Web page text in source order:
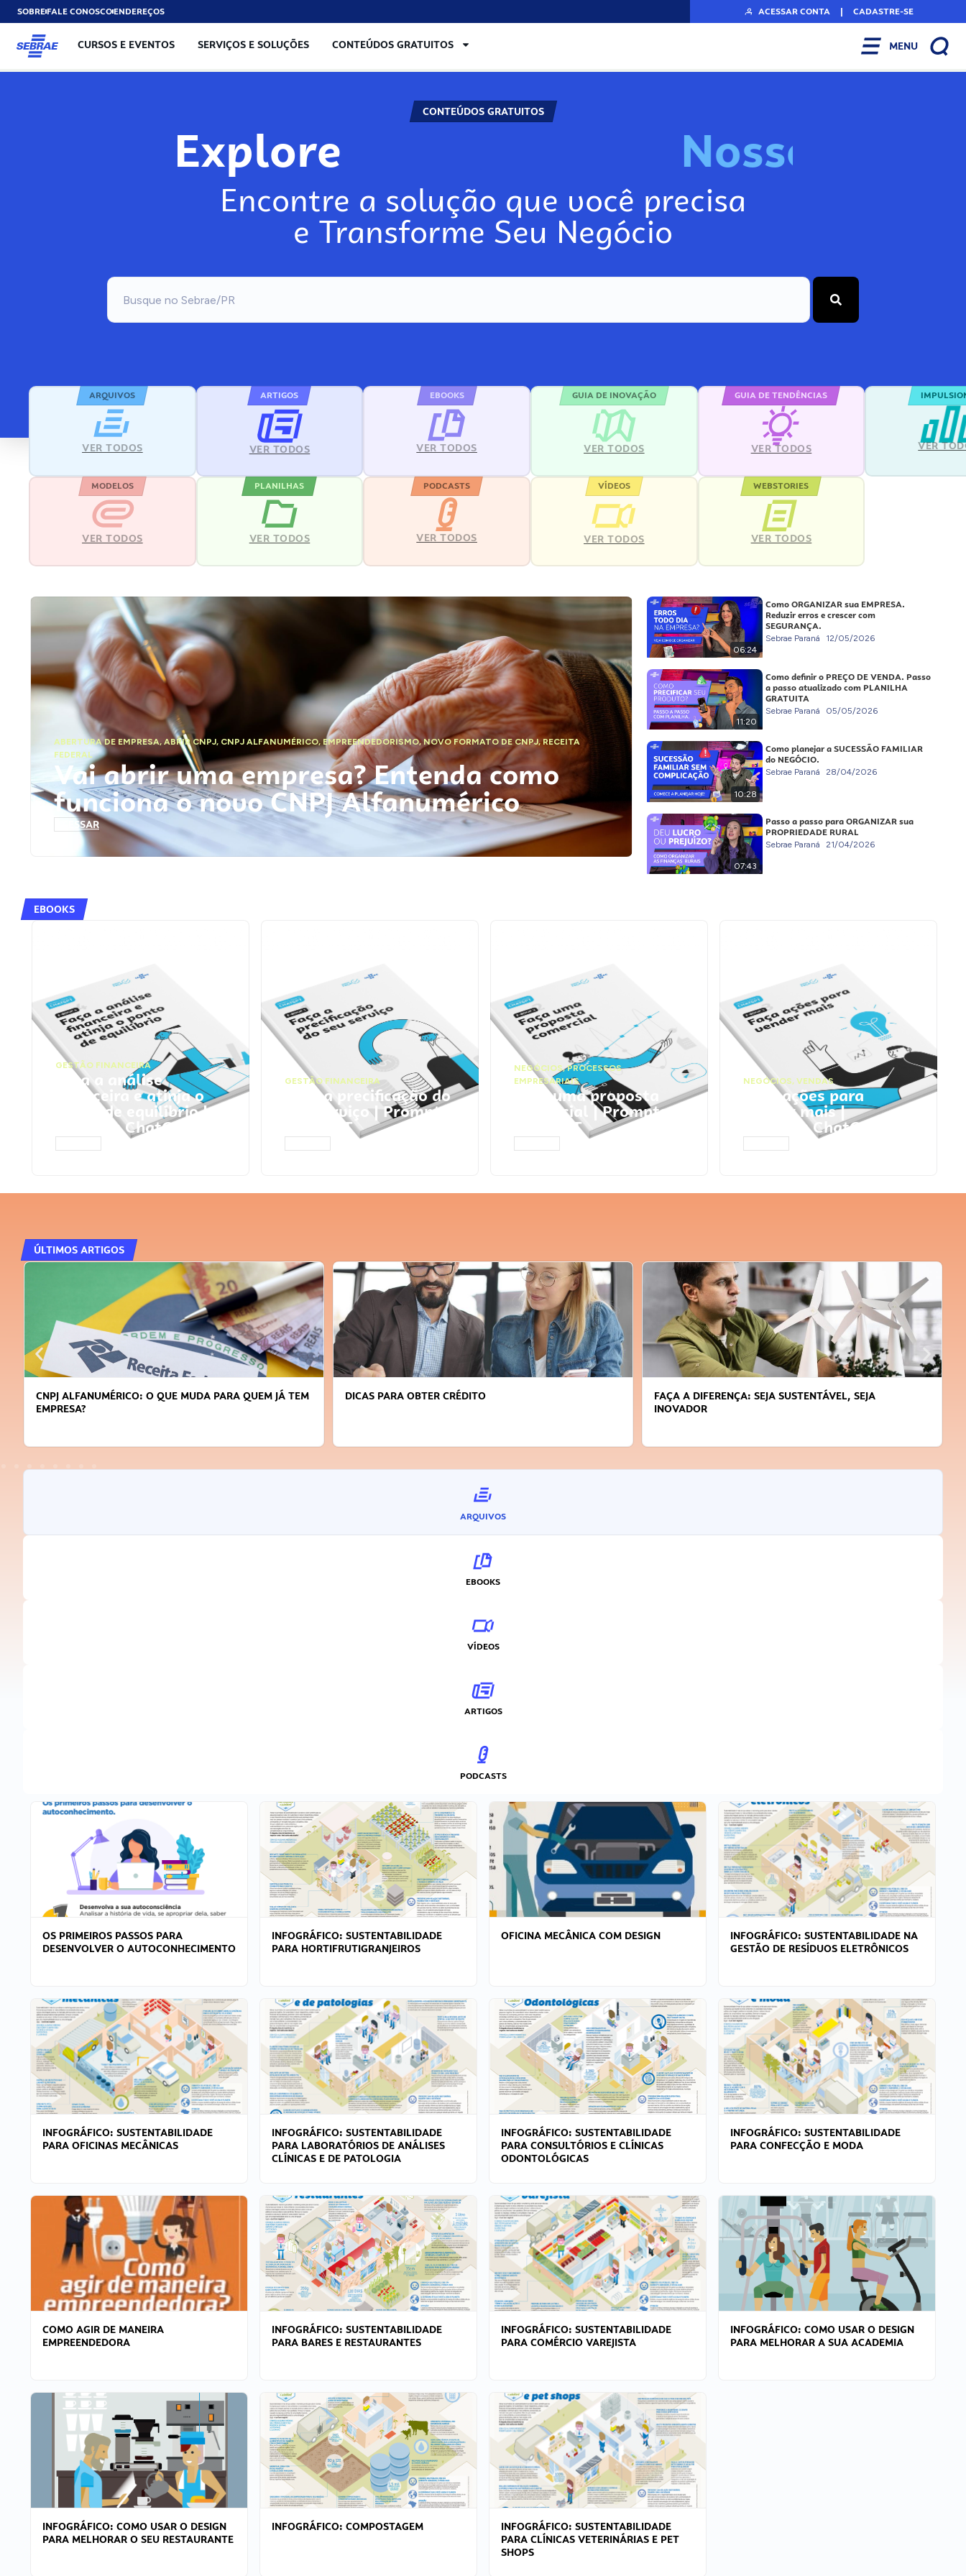
SOBREFALE CONOSCOENDEREÇOS ACESSAR CONTA | CADASTRE-SE
CURSOS E EVENTOS SERVIÇOS E SOLUÇÕES CONTEÚDOS GRATUITOS MENU
CONTEÚDOS GRATUITOS
Explore Nosso
Encontre a solução que você precisa
e Transforme Seu Negócio
ARQUIVOS
VER TODOS
ARTIGOS
VER TODOS
EBOOKS
VER TODOS
GUIA DE INOVAÇÃO
VER TODOS
GUIA DE TENDÊNCIAS
VER TODOS VER
MODELOS
VER TODOS
PLANILHAS
VER TODOS
PODCASTS
VER TODOS
VÍDEOS
VER TODOS
WEBSTORIES
VER TODOS
ABERTURA DE EMPRESA,ABRIR CNPJ, CNPJ ALFANUMÉRICO, EMPREENDEDORISMO,NOVO FORMATO DE CNPJ,RECEITA
FEDERAL
Vai abrir uma empresa? Entenda como
funciona o novo CNPJ Alfanumérico
ACESSAR
06:24
Como ORGANIZAR sua EMPRESA.
Reduzir erros e crescer com
SEGURANÇA.
Sebrae Paraná 12/05/2026
11:20
Como definir o PREÇO DE VENDA. Passo
a passo atualizado com PLANILHA
GRATUITA
Sebrae Paraná 05/05/2026
10:28
Como planejar a SUCESSÃO FAMILIAR
do NEGÓCIO.
Sebrae Paraná 28/04/2026
07:43
Passo a passo para ORGANIZAR sua
PROPRIEDADE RURAL
Sebrae Paraná 21/04/2026
EBOOKS
GESTÃO FINANCEIRA
Faça a análise
financeira e atinja o
ponto de equilíbrio |
Prompts ChatGPT
GESTÃO FINANCEIRA
Faça a precificação do
seu serviço | Prompts
ChatGPT
NEGÓCIOS,PROCESSOS
EMPRESARIAIS
Faça uma proposta
comercial | Prompts
ChatGPT
NEGÓCIOS, VENDAS
Faça ações para
vender mais |
Prompts ChatGPT
ÚLTIMOS ARTIGOS
CNPJ ALFANUMÉRICO: O QUE MUDA PARA QUEM JÁ TEM
EMPRESA?
DICAS PARA OBTER CRÉDITO
FAÇA A DIFERENÇA: SEJA SUSTENTÁVEL, SEJA
INOVADOR
ARQUIVOS
EBOOKS
VÍDEOS
ARTIGOS
PODCASTS
OS PRIMEIROS PASSOS PARA
DESENVOLVER O AUTOCONHECIMENTO
INFOGRÁFICO: SUSTENTABILIDADE
PARA HORTIFRUTIGRANJEIROS
OFICINA MECÂNICA COM DESIGN
INFOGRÁFICO: SUSTENTABILIDADE NA
GESTÃO DE RESÍDUOS ELETRÔNICOS
INFOGRÁFICO: SUSTENTABILIDADE
PARA OFICINAS MECÂNICAS
INFOGRÁFICO: SUSTENTABILIDADE
PARA LABORATÓRIOS DE ANÁLISES
CLÍNICAS E DE PATOLOGIA
INFOGRÁFICO: SUSTENTABILIDADE
PARA CONSULTÓRIOS E CLÍNICAS
ODONTOLÓGICAS
INFOGRÁFICO: SUSTENTABILIDADE
PARA CONFECÇÃO E MODA
COMO AGIR DE MANEIRA
EMPREENDEDORA
INFOGRÁFICO: SUSTENTABILIDADE
PARA BARES E RESTAURANTES
INFOGRÁFICO: SUSTENTABILIDADE
PARA COMÉRCIO VAREJISTA
INFOGRÁFICO: COMO USAR O DESIGN
PARA MELHORAR A SUA ACADEMIA
INFOGRÁFICO: COMO USAR O DESIGN
PARA MELHORAR O SEU RESTAURANTE
INFOGRÁFICO: COMPOSTAGEM
INFOGRÁFICO: SUSTENTABILIDADE
PARA CLÍNICAS VETERINÁRIAS E PET
SHOPS